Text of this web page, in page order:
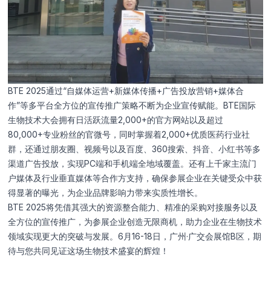
BTE 2025通过“自媒体运营+新媒体传播+广告投放营销+媒体合
作”等多平台全方位的宣传推广策略不断为企业宣传赋能。BTE国际
生物技术大会拥有日活跃流量2,000+的官方网站以及超过
80,000+专业粉丝的官微号，同时掌握着2,000+优质医药行业社
群，还通过朋友圈、视频号以及百度、360搜索、抖音、小红书等多
渠道广告投放，实现PC端和手机端全地域覆盖。还有上千家主流门
户媒体及行业垂直媒体等合作方支持，确保参展企业在关键受众中获
得显著的曝光，为企业品牌影响力带来实质性增长。
BTE 2025将凭借其强大的资源整合能力、精准的采购对接服务以及
全方位的宣传推广，为参展企业创造无限商机，助力企业在生物技术
领域实现更大的突破与发展。6月16-18日，广州·广交会展馆B区，期
待与您共同见证这场生物技术盛宴的辉煌！